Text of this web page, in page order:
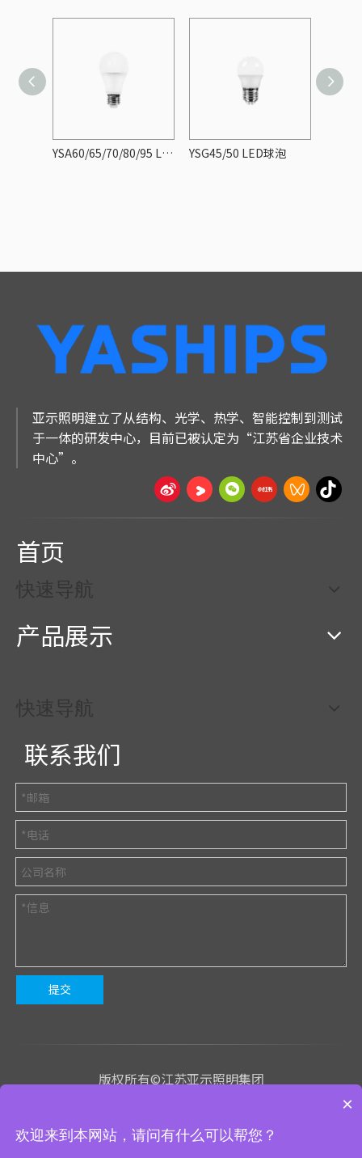
YSA60/65/70/80/95 LED球泡 YSG45/50 LED球泡
亚示照明建立了从结构、光学、热学、智能控制到测试
于一体的研发中心，目前已被认定为“江苏省企业技术
中心”。
首页
快速导航
产品展示
快速导航
联系我们
提交
版权所有©江苏亚示照明集团
We use cookies to enable all functionalities for best
×
欢迎来到本网站，请问有什么可以帮您？